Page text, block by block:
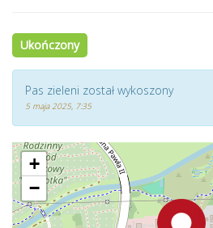
Ukończony
Pas zieleni został wykoszony
5 maja 2025, 7:35
+
−